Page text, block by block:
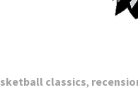
classics,